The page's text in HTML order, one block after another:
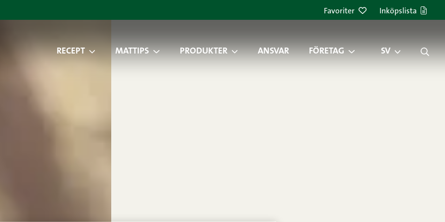
Favoriter Inköpslista
RECEPT MATTIPS PRODUKTER ANSVAR FÖRETAG SV